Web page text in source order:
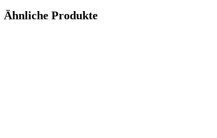
Ähnliche Produkte